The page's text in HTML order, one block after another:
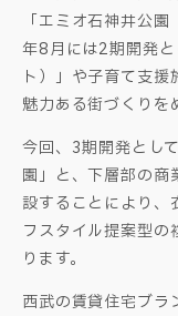
「エミオ石神井公
年8月には2期開発
ト）」や子育て支援
魅力ある街づくりを
今回、3期開発とし
園」と、下層部の商
設することにより、
フスタイル提案型の
ります。
西武の賃貸住宅ブ